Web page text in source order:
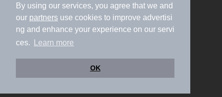
By using our services, you agree that we and
our partners use cookies to improve advertisi
ng and enhance your experience on our servi
ces.
Learn more
OK
加盟店募集（資料請求）
広告出稿のご案内
利用規約
ライフスタイルMEMBERS+規約
特定商取引法に基づく表記
ヘルプ
採用情報
運営会社